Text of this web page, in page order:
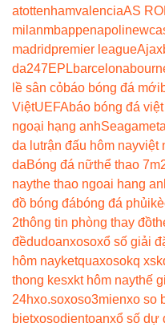
atottenhamvalenciaAS
milanmbappenapoli
madridpremier leagueAjax
da247EPLbarcelona
lề sân cỏbáo bóng đá mới
ViệtUEFAbáo bóng đá
ngoại hạng anhSeagame
da lutrận đấu hôm nayviệt
daBóng đá nữthể thao 7m
naythe thao ngoai hang
đồ bóng đábóng đá phủi
2thông tin phòng thay đồ
đềdudoanxosoxổ số giải
hôm nayketquaxosokq xs
thong kesxkt hôm naythế
24hxo.soxoso3mienxo so
bietxosodientoanxổ số dự